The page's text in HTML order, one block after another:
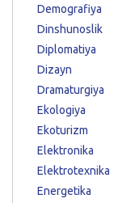
Demografiya
Dinshunoslik
Diplomatiya
Dizayn
Dramaturgiya
Ekologiya
Ekoturizm
Elektronika
Elektrotexnika
Energetika